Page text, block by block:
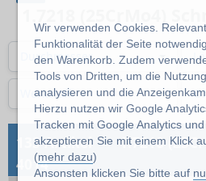
Wir verwenden Cookies.
Funktionalität der Seite
den Warenkorb. Zudem
Tools von Dritten, um die
analysieren und die
Hierzu nutzen wir Google
Tracken mit Google Analytics
akzeptieren Sie mit einem Klick
(mehr dazu)
Ansonsten klicken Sie bitte auf
Durchmesser
Werkstoff
133 Artikel → 1.7218
4014